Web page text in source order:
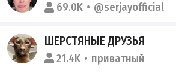
69.0K @serjayofficial
ШЕРСТЯНЫЕ ДРУЗЬЯ
21.4K приватный